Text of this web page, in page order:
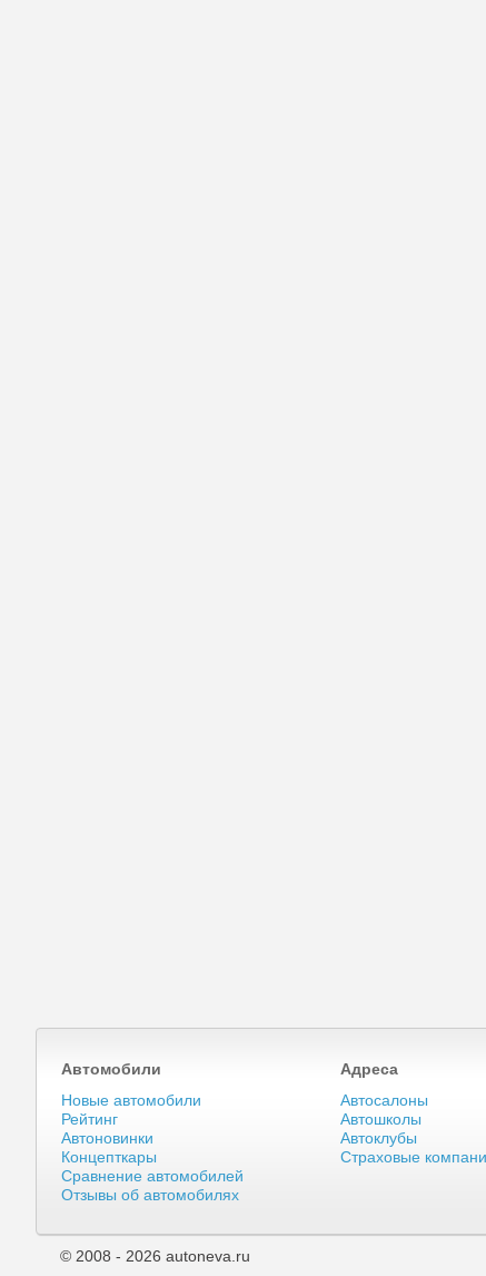
Автомобили Адреса
Новые автомобили
Рейтинг
Автоновинки
Концепткары
Сравнение автомобилей
Отзывы об автомобилях
Автосалоны
Автошколы
Автоклубы
Страховые
© 2008 - 2026 autoneva.ru